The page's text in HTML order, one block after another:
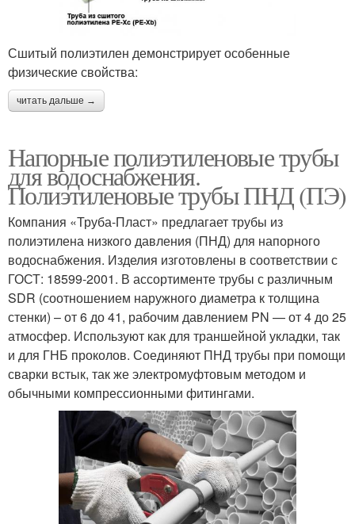
Сшитый полиэтилен демонстрирует особенные
физические свойства:
читать дальше →
Напорные полиэтиленовые трубы
для водоснабжения.
Полиэтиленовые трубы ПНД (ПЭ)
Компания «Труба-Пласт» предлагает трубы из
полиэтилена низкого давления (ПНД) для напорного
водоснабжения. Изделия изготовлены в соответствии с
ГОСТ: 18599-2001. В ассортименте трубы с различным
SDR (соотношением наружного диаметра к толщина
стенки) – от 6 до 41, рабочим давлением PN — от 4 до 25
атмосфер. Используют как для траншейной укладки, так
и для ГНБ проколов. Соединяют ПНД трубы при помощи
сварки встык, так же электромуфтовым методом и
обычными компрессионными фитингами.